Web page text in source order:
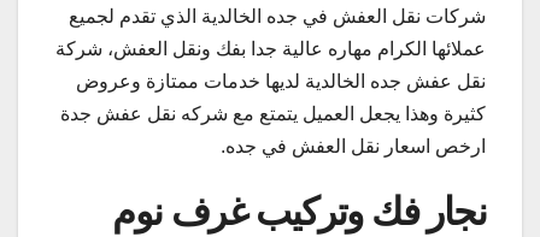
شركات نقل العفش في جده الخالدية الذي تقدم لجميع
عملائها الكرام مهاره عالية جدا بفك ونقل العفش، شركة
نقل عفش جده الخالدية لديها خدمات ممتازة وعروض
كثيرة وهذا يجعل العميل يتمتع مع شركه نقل عفش جدة
ارخص اسعار نقل العفش في جده.
نجار فك وتركيب غرف نوم